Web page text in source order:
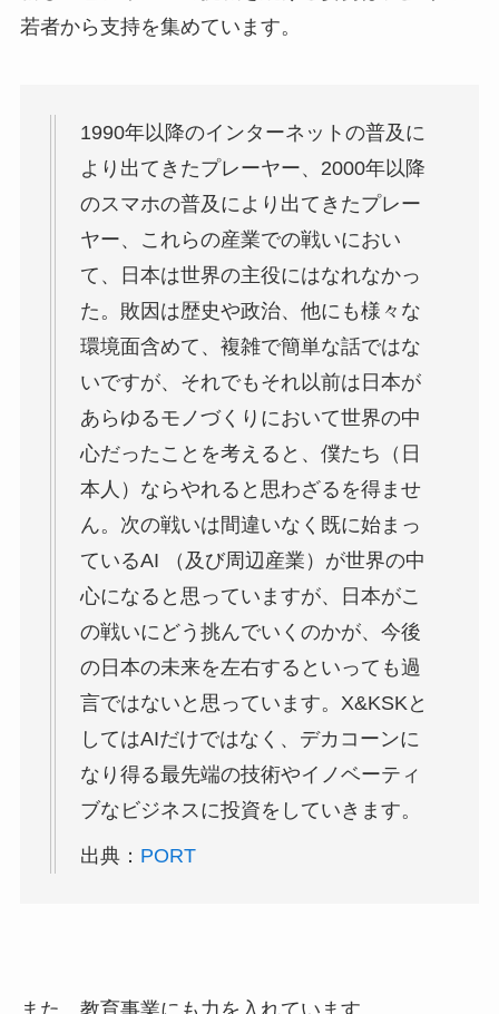
若者から支持を集めています。
1990年以降のインターネットの普及に
より出てきたプレーヤー、2000年以降
のスマホの普及により出てきたプレー
ヤー、これらの産業での戦いにおい
て、日本は世界の主役にはなれなかっ
た。敗因は歴史や政治、他にも様々な
環境面含めて、複雑で簡単な話ではな
いですが、それでもそれ以前は日本が
あらゆるモノづくりにおいて世界の中
心だったことを考えると、僕たち（日
本人）ならやれると思わざるを得ませ
ん。次の戦いは間違いなく既に始まっ
ているAI （及び周辺産業）が世界の中
心になると思っていますが、日本がこ
の戦いにどう挑んでいくのかが、今後
の日本の未来を左右するといっても過
言ではないと思っています。X&KSKと
してはAIだけではなく、デカコーンに
なり得る最先端の技術やイノベーティ
ブなビジネスに投資をしていきます。
出典： PORT